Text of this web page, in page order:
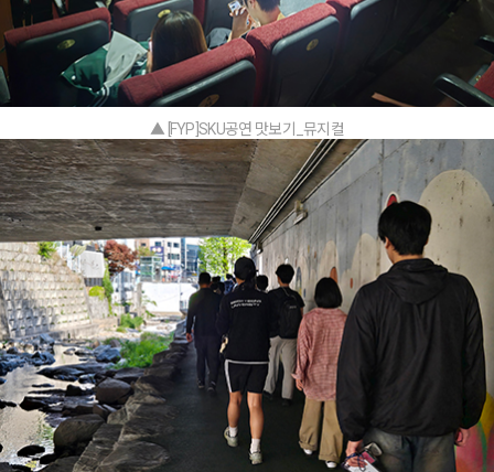
▲ [FYP]SKU공연 맛보기_뮤지컬